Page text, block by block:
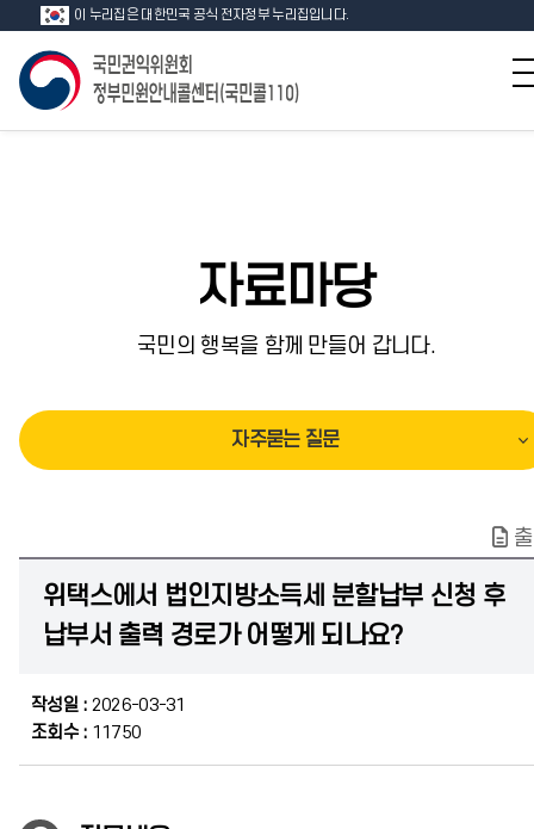
이 누리집은 대한민국 공식 전자정부 누리집입니다.
자료마당
국민의 행복을 함께 만들어 갑니다.
자주묻는 질문
위택스에서 법인지방소득세 분할납부 신청 후
납부서 출력 경로가 어떻게 되나요?
작성일 : 2026-03-31
조회수 : 11750